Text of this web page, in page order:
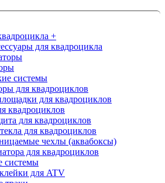
+
для квадроцикла
системы
для квадроциклов
для квадроциклов
квадроциклов
для квадроциклов
для квадроциклов
чехлы (аквабоксы)
для квадроциклов
системы
для ATV